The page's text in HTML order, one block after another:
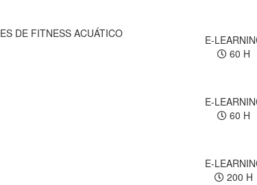
DE FITNESS ACUÁTICO
E-
60 H
E-
60 H
E-
200 H